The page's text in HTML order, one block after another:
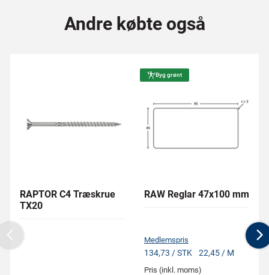
Andre købte også
RAPTOR C4 Træskrue
TX20
Byg grønt
RAW Reglar 47x100 mm
Medlemspris
134,73 / STK 22,45 / M
Pris (inkl. moms)
Previous